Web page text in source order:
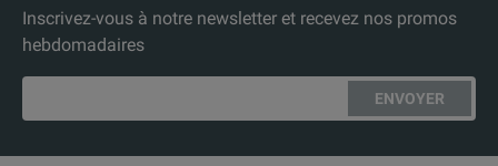
Inscrivez-vous à notre newsletter et recevez nos promos
hebdomadaires
ENVOYER